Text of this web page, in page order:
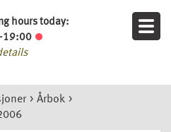
hours today:
19:00
> Årbok >